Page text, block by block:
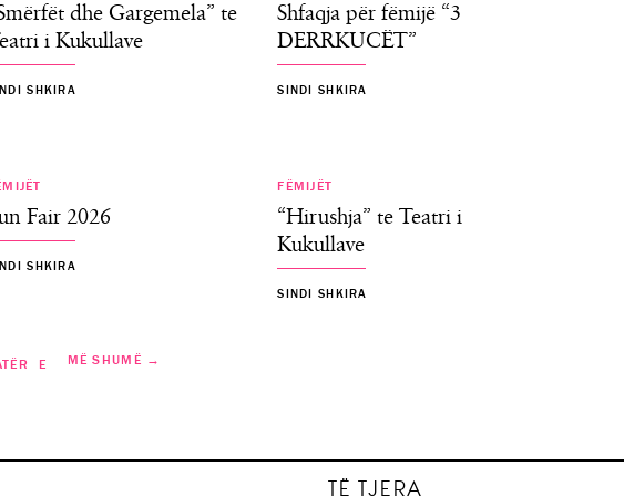
dhe Gargemela” te
i Kukullave
SHKIRA
Shfaqja për fëmijë “3
DERRKUCËT”
SINDI SHKIRA
Fair 2026
SHKIRA
FËMIJËT
“Hirushja” te Teatri i
Kukullave
SINDI SHKIRA
MË SHUMË →
TË TJERA